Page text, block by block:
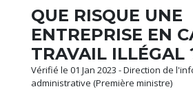
QUE RISQUE UNE
ENTREPRISE EN
TRAVAIL ILLÉGAL
Vérifié le 01 Jan 2023 - Direction de
administrative (Première ministre)